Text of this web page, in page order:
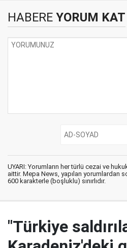
HABERE YORUM KAT
UYARI: Yorumların her türlü cezai ve
aittir. Mepa News, yapılan yorumlardan
600 karakterle (boşluklu) sınırlıdır.
"Türkiye